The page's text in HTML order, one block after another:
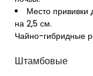
Место
на 2,5 см.
Чайно-гибридные
Штамбовые